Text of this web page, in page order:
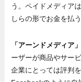
う。ペイドメディア
しらの形でお金を払
「アーンドメディア
ーザーが商品やサー
企業にとっては評判